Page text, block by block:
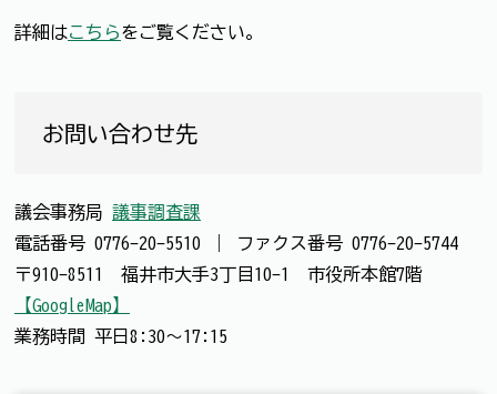
詳細はこちらをご覧ください。
お問い合わせ先
議会事務局 議事調査課
電話番号 0776-20-5510 ファクス番号 0776-20-5744
〒910-8511 福井市大手3丁目10-1 市役所本館7階
【GoogleMap】
業務時間 平日8:30～17:15